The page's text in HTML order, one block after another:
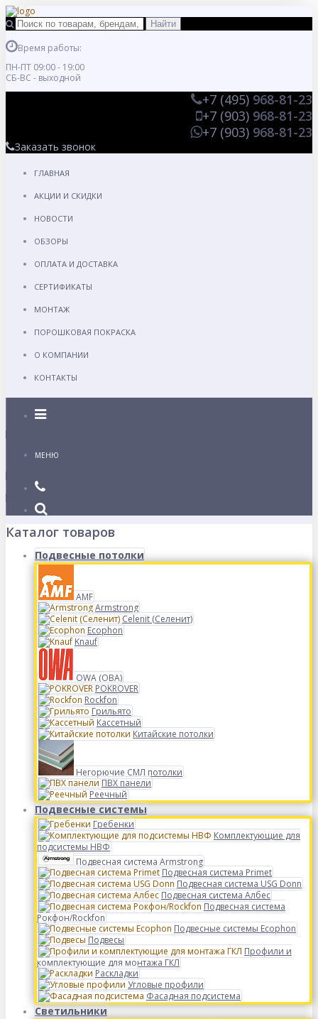
Время работы:
ПН-ПТ 09:00 - 19:00
СБ-ВС - выходной
+7 (495) 968-81-23
+7 (903) 968-81-23
+7 (903) 968-81-23
Заказать звонок
ГЛАВНАЯ
АКЦИИ И СКИДКИ
НОВОСТИ
ОБЗОРЫ
ОПЛАТА И ДОСТАВКА
СЕРТИФИКАТЫ
МОНТАЖ
ПОРОШКОВАЯ ПОКРАСКА
О КОМПАНИИ
КОНТАКТЫ
Каталог
МЕНЮ
Каталог товаров
Подвесные потолки
AMF
Armstrong
Celenit (Селенит)
Ecophon
Knauf
OWA (ОВА)
POKROVER
Rockfon
Грильято
Кассетный
Китайские потолки
Негорючие СМЛ потолки
ПВХ панели
Реечный
Подвесные системы
Гребенки
Комплектующие для
подсистемы НВФ
Подвесная система Armstrong
Подвесная система Primet
Подвесная система USG Donn
Подвесная система Албес
Подвесная система
Рокфон/Rockfon
Подвесные системы Ecophon
Подвесы
Профили и
комплектующие для монтажа ГКЛ
Раскладки
Угловые профили
Фасадная подсистема
Светильники